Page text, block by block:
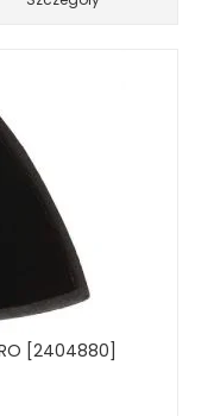
[2404880]